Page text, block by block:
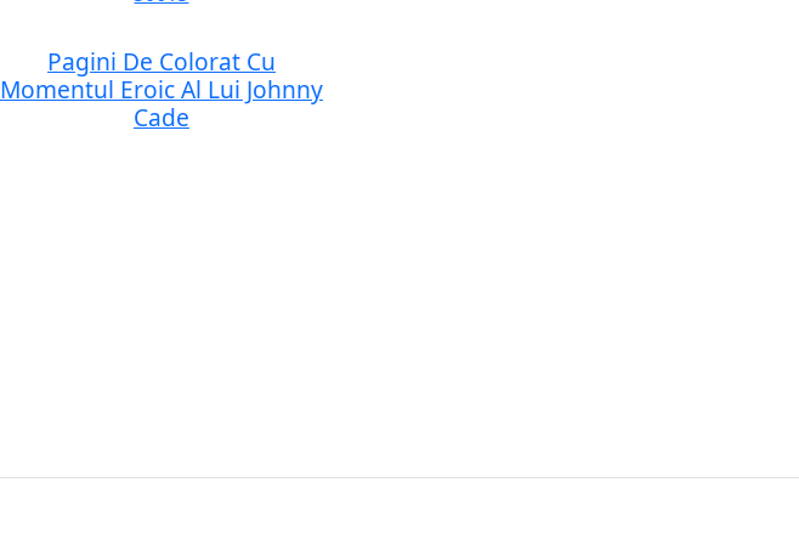
Pagini De Colorat Cu
Momentul Eroic Al Lui Johnny
Cade